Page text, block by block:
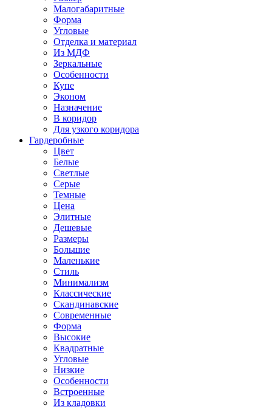
Малогабаритные
Форма
Угловые
Отделка и материал
Из МДФ
Зеркальные
Особенности
Купе
Эконом
Назначение
В коридор
Для узкого коридора
Гардеробные
Цвет
Белые
Светлые
Серые
Темные
Цена
Элитные
Дешевые
Размеры
Большие
Маленькие
Стиль
Минимализм
Классические
Скандинавские
Современные
Форма
Высокие
Квадратные
Угловые
Низкие
Особенности
Встроенные
Из кладовки